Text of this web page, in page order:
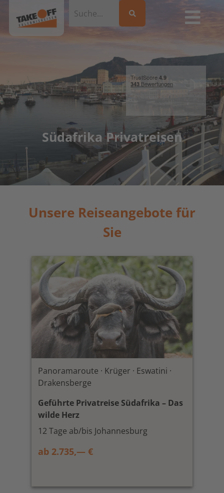
Südafrika Privatreisen
Unsere Reiseangebote für
Sie
Panoramaroute · Krüger · Eswatini ·
Drakensberge
Geführte Privatreise Südafrika – Das
wilde Herz
12 Tage ab/bis Johannesburg
ab 2.735,— €